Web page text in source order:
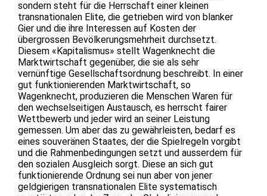
sondern steht für die Herrschaft einer kleinen
transnationalen Elite, die getrieben wird von blanker
Gier und die ihre Interessen auf Kosten der
übergrossen Bevölkerungsmehrheit durchsetzt.
Diesem «Kapitalismus» stellt Wagenknecht die
Marktwirtschaft gegenüber, die sie als sehr
vernünftige Gesellschaftsordnung beschreibt. In einer
gut funktionierenden Marktwirtschaft, so
Wagenknecht, produzieren die Menschen Waren für
den wechselseitigen Austausch, es herrscht fairer
Wettbewerb und jeder wird an seiner Leistung
gemessen. Um aber das zu gewährleisten, bedarf es
eines souveränen Staates, der die Spielregeln vorgibt
und die Rahmenbedingungen setzt und ausserdem für
den sozialen Ausgleich sorgt. Diese an sich gut
funktionierende Ordnung sei nun aber von jener
geldgierigen transnationalen Elite systematisch